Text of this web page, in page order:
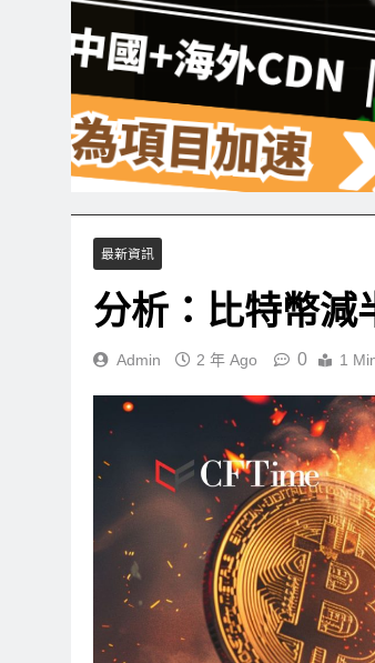
最新資訊
分析：比特幣減
Admin 2 年 Ago 0 1